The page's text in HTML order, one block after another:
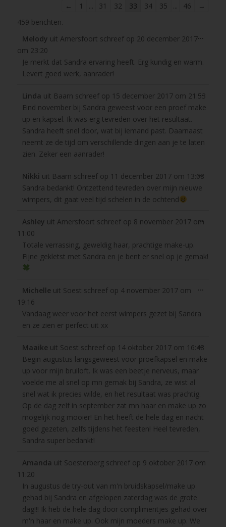
Navigatie
gastenboek-
← 1 ... 31 32 33 34 35 ... 46
→
459 berichten.
Melody uit Amersfoort schreef op 20 december 2017
om 23:20
Je merkt dat Sandra ervaring heeft. Erg kundig en warm.
Levert goed werk, aanrader!
...
Linda uit Baarn schreef op 15 december 2017 om 21:53
Eind november bij Sandra geweest voor een proef make
up en kapsel. Ik was erg tevreden over het resultaat.
Sandra heeft snel door, wat bij iemand past. Daarnaast
neemt ze de tijd om verschillende dingen aan je te laten
zien. Zeker een aanrader!
...Wissel
deze
Nikki uit Baarn schreef op 11 december 2017 om 13:08
Sandra bedankt! Ontzettend tevreden over mijn nieuwe
wimpers, dit gaat veel tijd schelen in de ochtend
...Wissel
Ashley uit Amersfoort schreef op 8 november 2017 om
11:00
Totale verrassing, geweldig haar, prachtige make-up.
Fijne gekletst met Sandra en je bent er snel op je gemak!
...
deze
Michelle uit Soest schreef op 4 november 2017 om
19:16
Vandaag weer voor het eerst wimpers gezet bij Sandra
en ze zien er perfect uit xx
...
Maaike uit Soest schreef op 14 oktober 2017 om 16:48
Begin augustus langsgeweest voor proefkapsel en make
up voor mijn bruiloft. Ik was een beetje nerveus, maar
voelde me al snel op mn gemak bij Sandra, ze wist al
snel wat ik precies wilde, en het resultaat was prachtig.
Op de dag zelf in september zat mn haar en make up zo
mogelijk nog mooier! En het heeft de hele dag en nacht
goed gezeten, zelfs tijdens het feesten! Heel tevreden,
Sandra super bedankt!
...Wissel
Amanda uit Soesterberg schreef op 9 oktober 2017 om
11:20
In augustus de try-out van m'n bruidskapsel/make up
gehad bij Sandra en afgelopen zaterdag was de grote
dag!!! Ik heb de hele dag door complimentjes gehad over
m'n haar en make up. Ook mijn moeders make up. We
...Wissel
deze